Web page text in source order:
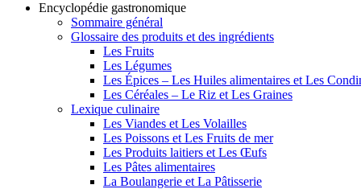
Encyclopédie gastronomique
Sommaire général
Glossaire des produits et des ingrédients
Les Fruits
Les Légumes
Les Épices – Les Huiles alimentaires et Les
Les Céréales – Le Riz et Les Graines
Lexique culinaire
Les Viandes et Les Volailles
Les Poissons et Les Fruits de mer
Les Produits laitiers et Les Œufs
Les Pâtes alimentaires
La Boulangerie et La Pâtisserie